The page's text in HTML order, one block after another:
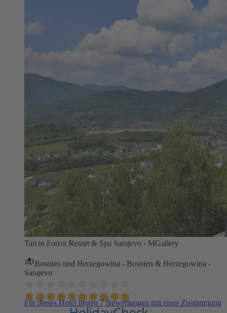
Tarcin Forest Resort & Spa Sarajevo - MGallery
Bosnien und Herzegowina - Bosnien & Herzegowina -
Sarajevo
Für dieses Hotel liegen 7 Bewertungen mit einer Zustimmung